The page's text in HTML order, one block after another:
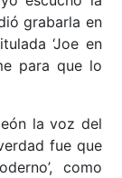
grabarla en
‘Joe en
para que lo
la voz del
fue que
como